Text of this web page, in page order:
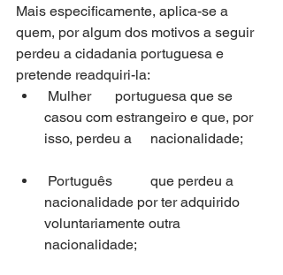
Mais especificamente, aplica-se a
quem, por algum dos motivos a seguir
perdeu a cidadania portuguesa e
pretende readquiri-la:
casou com estrangeiro e que, por
isso, perdeu a 	nacionalidade;
nacionalidade por ter adquirido
voluntariamente outra
nacionalidade;